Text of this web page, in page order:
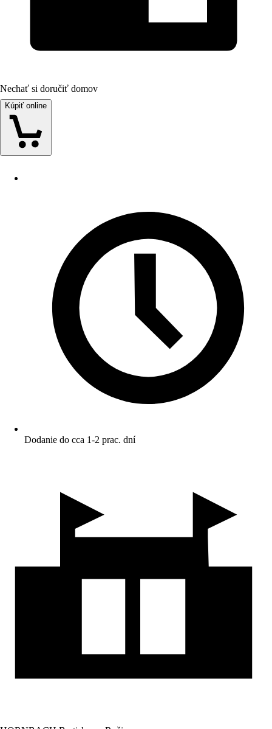
Nechať si doručiť domov
Kúpiť online
Dodanie do cca 1-2 prac. dní